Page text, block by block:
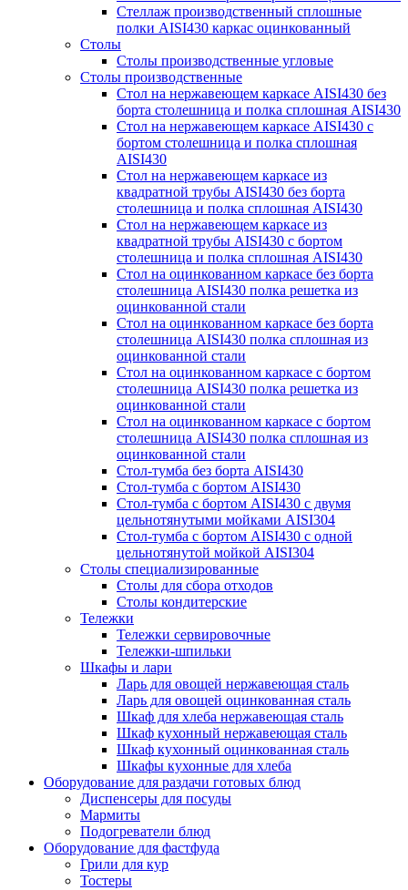
Стеллаж производственный сплошные
полки AISI430 каркас оцинкованный
Столы
Столы производственные угловые
Столы производственные
Стол на нержавеющем каркасе AISI430 без
борта столешница и полка сплошная AISI430
Стол на нержавеющем каркасе AISI430 с
бортом столешница и полка сплошная
AISI430
Стол на нержавеющем каркасе из
квадратной трубы AISI430 без борта
столешница и полка сплошная AISI430
Стол на нержавеющем каркасе из
квадратной трубы AISI430 с бортом
столешница и полка сплошная AISI430
Стол на оцинкованном каркасе без борта
столешница AISI430 полка решетка из
оцинкованной стали
Стол на оцинкованном каркасе без борта
столешница AISI430 полка сплошная из
оцинкованной стали
Стол на оцинкованном каркасе с бортом
столешница AISI430 полка решетка из
оцинкованной стали
Стол на оцинкованном каркасе с бортом
столешница AISI430 полка сплошная из
оцинкованной стали
Стол-тумба без борта AISI430
Стол-тумба с бортом AISI430
Стол-тумба с бортом AISI430 с двумя
цельнотянутыми мойками AISI304
Стол-тумба с бортом AISI430 с одной
цельнотянутой мойкой AISI304
Столы специализированные
Столы для сбора отходов
Столы кондитерские
Тележки
Тележки сервировочные
Тележки-шпильки
Шкафы и лари
Ларь для овощей нержавеющая сталь
Ларь для овощей оцинкованная сталь
Шкаф для хлеба нержавеющая сталь
Шкаф кухонный нержавеющая сталь
Шкаф кухонный оцинкованная сталь
Шкафы кухонные для хлеба
Оборудование для раздачи готовых блюд
Диспенсеры для посуды
Мармиты
Подогреватели блюд
Оборудование для фастфуда
Грили для кур
Тостеры